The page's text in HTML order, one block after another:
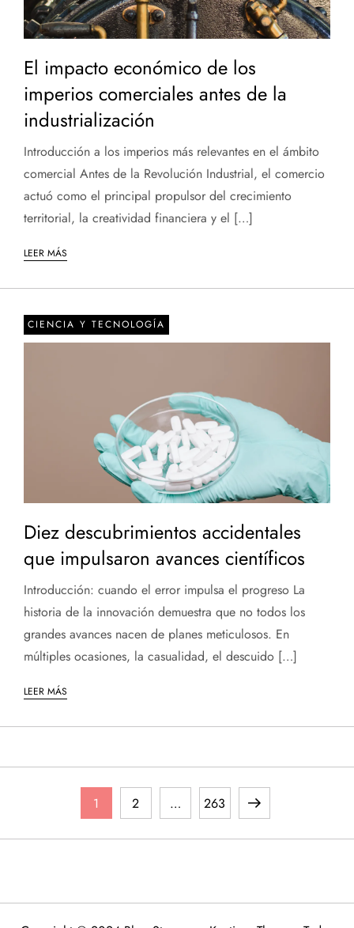
El impacto económico de los
imperios comerciales antes de la
industrialización
Introducción a los imperios más relevantes en el ámbito
comercial Antes de la Revolución Industrial, el comercio
actuó como el principal propulsor del crecimiento
territorial, la creatividad financiera y el […]
LEER MÁS
CIENCIA Y TECNOLOGÍA
Diez descubrimientos accidentales
que impulsaron avances científicos
Introducción: cuando el error impulsa el progreso La
historia de la innovación demuestra que no todos los
grandes avances nacen de planes meticulosos. En
múltiples ocasiones, la casualidad, el descuido […]
LEER MÁS
a
i
Página
1 Página
2 … Página
263
Página
siguiente